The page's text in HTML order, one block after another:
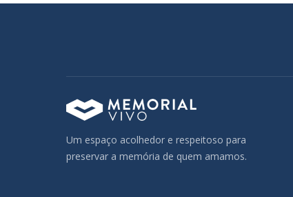
Um espaço acolhedor e respeitoso para
preservar a memória de quem amamos.